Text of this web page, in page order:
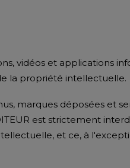
vidéos et applications
la propriété intellectuelle.
marques déposées et
est strictement
et ce, à